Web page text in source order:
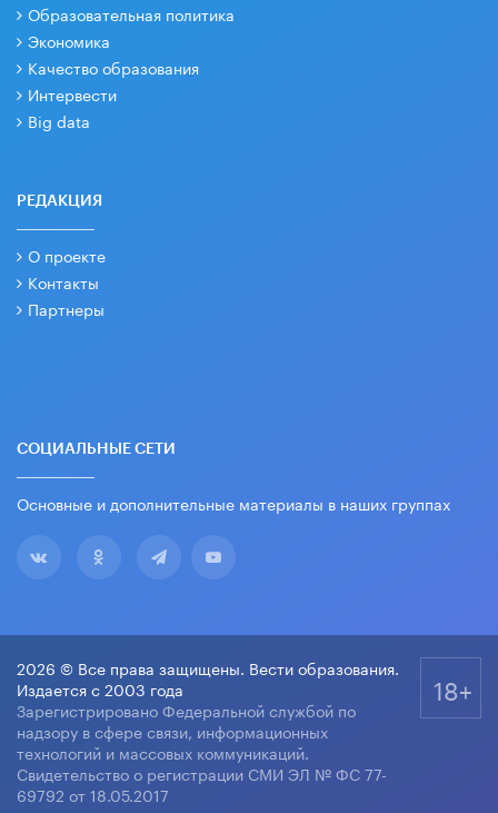
Образовательная политика
Экономика
Качество образования
Интервести
Big data
РЕДАКЦИЯ
О проекте
Контакты
Партнеры
СОЦИАЛЬНЫЕ СЕТИ
Основные и дополнительные материалы в наших группах
2026 © Все права защищены. Вести образования.
Издается с 2003 года
Зарегистрировано Федеральной службой по
надзору в сфере связи, информационных
технологий и массовых коммуникаций.
Свидетельство о регистрации СМИ ЭЛ № ФС 77-
69792 от 18.05.2017
18+